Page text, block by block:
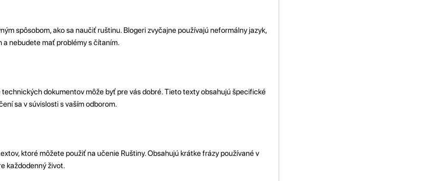
spôsobom, ako sa naučiť ruštinu. Blogeri zvyčajne používajú neformálny jazyk,
nebudete mať problémy s čítaním.
dokumentov môže byť pre vás dobré. Tieto texty obsahujú špecifické
sa v súvislosti s vaším odborom.
ktoré môžete použiť na učenie Ruštiny. Obsahujú krátke frázy používané v
každodenný život.